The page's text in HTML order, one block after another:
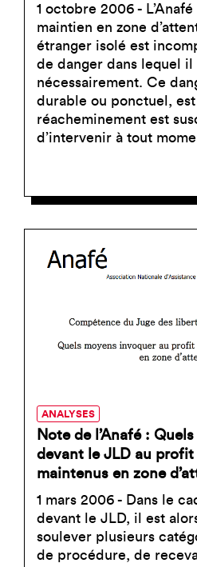
1 octobre 2006 -
maintien en zone
étranger isolé est
de danger dans lequel il
nécessairement. Ce
durable ou ponctuel,
réacheminement est
d’intervenir à tout
ANALYSES
Note de l’Anafé :
devant le JLD au profit
maintenus en zone
1 mars 2006 - Dans le
devant le JLD, il est
soulever plusieurs
de procédure, de